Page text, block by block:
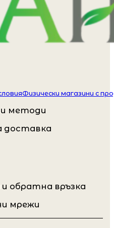
Физически магазини с
методи
доставка
обратна връзка
мрежи